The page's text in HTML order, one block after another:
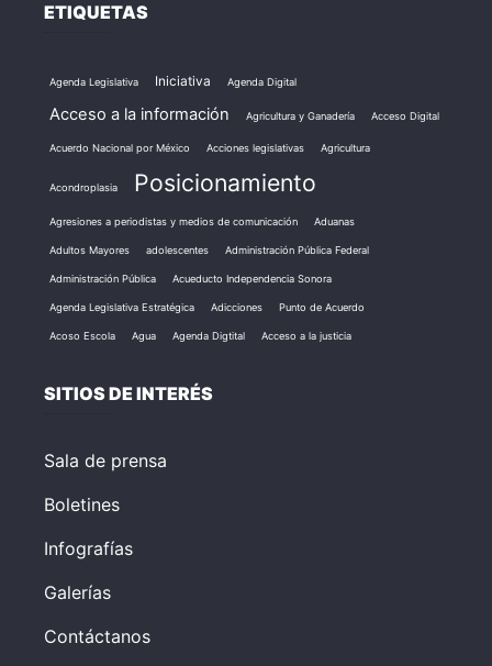
ETIQUETAS
Agenda Legislativa Iniciativa Agenda Digital
Acceso a la información Agricultura y Ganadería Acceso Digital
Acuerdo Nacional por México Acciones legislativas Agricultura
Acondroplasia Posicionamiento
Agresiones a periodistas y medios de comunicación Aduanas
Adultos Mayores adolescentes Administración Pública Federal
Administración Pública Acueducto Independencia Sonora
Agenda Legislativa Estratégica Adicciones Punto de Acuerdo
Acoso Escola Agua Agenda Digtital Acceso a la justicia
SITIOS DE INTERÉS
Sala de prensa
Boletines
Infografías
Galerías
Contáctanos